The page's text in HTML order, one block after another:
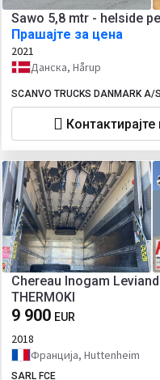
Sawo 5,8 mtr - helside
Прашајте за цена
2021
Данска, Hårup
SCANVO TRUCKS DANMARK A/S
Chereau Inogam
THERMOKI
9 900 EUR
2018
Франција, Huttenheim
SARL FCE